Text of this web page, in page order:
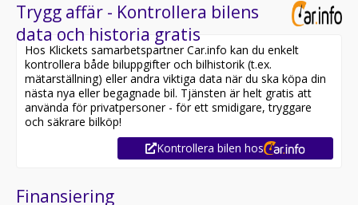
Trygg affär - Kontrollera bilens
data och historia gratis
Hos Klickets samarbetspartner Car.info kan du enkelt
kontrollera både biluppgifter och bilhistorik (t.ex.
mätarställning) eller andra viktiga data när du ska köpa din
nästa nya eller begagnade bil. Tjänsten är helt gratis att
använda för privatpersoner - för ett smidigare, tryggare
och säkrare bilköp!
Kontrollera bilen hos
Finansiering